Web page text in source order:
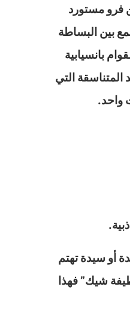
فرو مستورد
بين البساطة
بانسيابية
توك اليد المتناسقة التي
واحد.
أو سيدة تهتم
شيك” فهذا